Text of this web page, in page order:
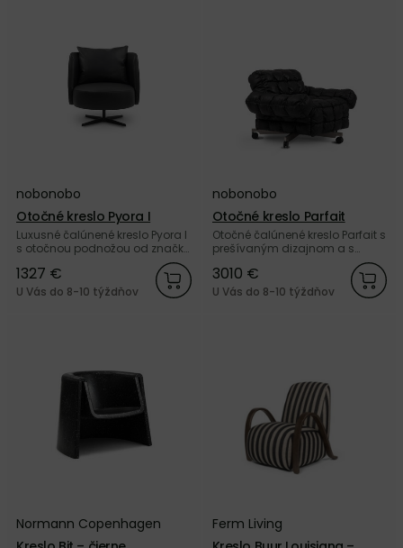
nobonobo
Otočné kreslo Pyora I
Luxusné čalúnené kreslo Pyora I
s otočnou podnožou od značky
1327 €
U Vás do 8-10 týždňov
nobonobo
Otočné kreslo Parfait
Otočné čalúnené kreslo Parfait s
prešívaným dizajnom a s
kolieskami od značky
nobonobo.
3010 €
U Vás do 8-10 týždňov
Normann Copenhagen
Ferm Living